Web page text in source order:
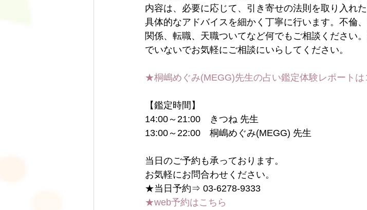
内容は、必要に応じて、引き寄せの法則を取り入れ
具体的なアドバイスを細かく丁寧に行います。不倫
関係、転職、天職ついてなど何でもご相談ください
でいないでお気軽にご相談にいらしてください。
★桐嶋めぐみ(MEGG)先生の占い鑑定体験レポートは
【鑑定時間】
14:00～21:00　きつね 先生
13:00～22:00　桐嶋めぐみ(MEGG) 先生
当日のご予約も承っております。
お気軽にお問合わせください。
★当日予約⇒ 03-6278-9333
★web予約はこちら